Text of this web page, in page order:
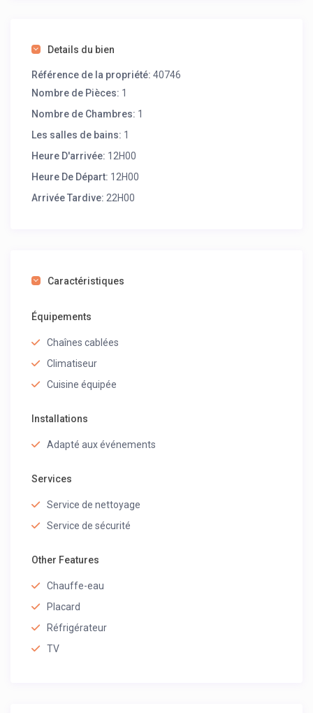
Details du bien
Référence de la propriété: 40746
Nombre de Pièces: 1
Nombre de Chambres: 1
Les salles de bains: 1
Heure D'arrivée: 12H00
Heure De Départ: 12H00
Arrivée Tardive: 22H00
Caractéristiques
Équipements
Chaînes cablées
Climatiseur
Cuisine équipée
Installations
Adapté aux événements
Services
Service de nettoyage
Service de sécurité
Other Features
Chauffe-eau
Placard
Réfrigérateur
TV